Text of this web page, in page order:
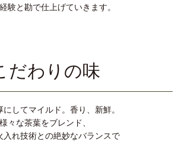
ようお願い申し上げます。
験と勘で仕上げていきます。
だわりの味
にしてマイルド。香り、新鮮。
様々な茶葉をブレンド、
入れ技術との絶妙なバランスで